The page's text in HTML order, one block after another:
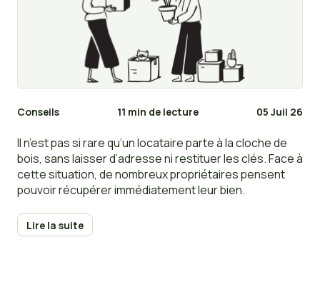
Conseils 11 min de lecture 05 Juil 26
Il n’est pas si rare qu’un locataire parte à la cloche de
bois, sans laisser d’adresse ni restituer les clés. Face à
cette situation, de nombreux propriétaires pensent
pouvoir récupérer immédiatement leur bien.
Lire la suite